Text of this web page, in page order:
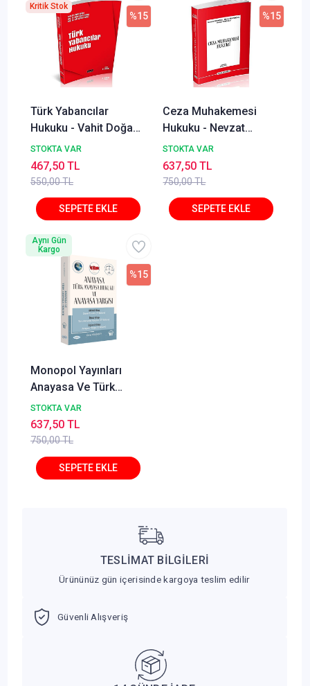
Türk Yabancılar
Hukuku - Vahit Doğan,
Alper Çağrı Yılmaz,
Lale Ayhan İzmirli
STOKTA VAR
550,00 TL
%15
467,50 TL
Kritik Stok
Ceza Muhakemesi
Hukuku - Nevzat
Toroslu, Haluk Toroslu
Metin Feyzioğlu Eylül
2025
STOKTA VAR
750,00 TL
%15
637,50 TL
Monopol Yayınları
Anayasa Ve Türk
Anayasa Hukuku 10.
Baskı Ömer Keskinsoy
STOKTA VAR
750,00 TL
%15
637,50 TL
Aynı Gün
Kargo
TESLİMAT BİLGİLERİ
Ürününüz gün içerisinde kargoya teslim edilir
Güvenli Alışveriş